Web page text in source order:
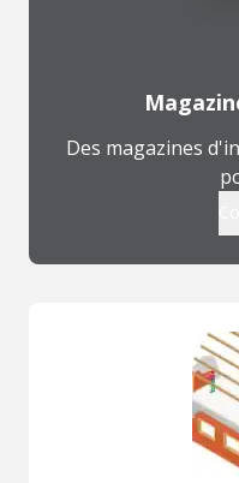
Des magazines